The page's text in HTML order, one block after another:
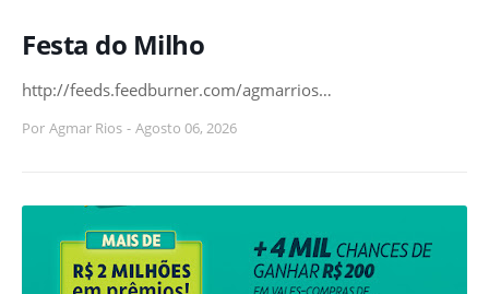
Festa do Milho
http://feeds.feedburner.com/agmarrios…
Por Agmar Rios - Agosto 06, 2026